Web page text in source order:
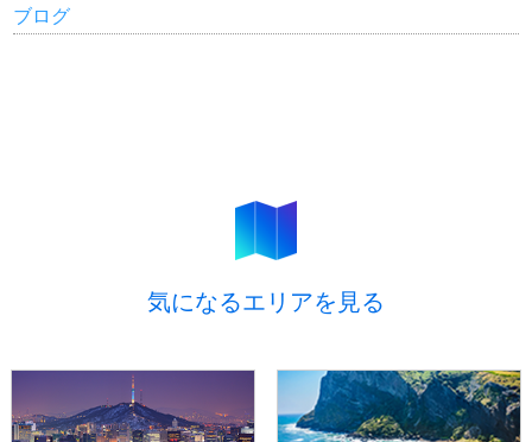
ブログ
気になるエリアを見る